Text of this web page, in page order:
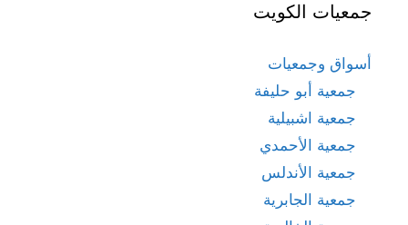
جمعيات الكويت
أسواق وجمعيات
جمعية أبو حليفة
جمعية اشبيلية
جمعية الأحمدي
جمعية الأندلس
جمعية الجابرية